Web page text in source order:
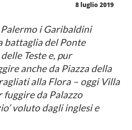
8 luglio 2019
i Garibaldini
battaglia del Ponte
Teste e, pur
anche da Piazza della
alla Flora – oggi Villa
fuggire da Palazzo
voluto dagli inglesi e